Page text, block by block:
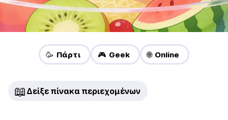
🥳 Πάρτι 🎮 Geek 🌐 Online
📖 Δείξε πίνακα περιεχομένων